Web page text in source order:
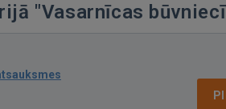
"Vasarnīcas